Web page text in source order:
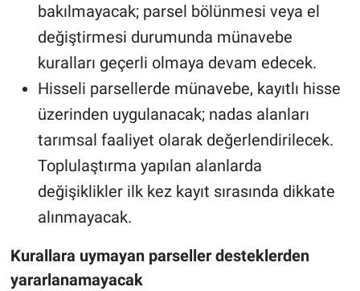
bakılmayacak; parsel bölünmesi veya el
değiştirmesi durumunda münavebe
kuralları geçerli olmaya devam edecek.
Hisseli parsellerde münavebe, kayıtlı hisse
üzerinden uygulanacak; nadas alanları
tarımsal faaliyet olarak değerlendirilecek.
Toplulaştırma yapılan alanlarda
değişiklikler ilk kez kayıt sırasında dikkate
alınmayacak.
Kurallara uymayan parseller desteklerden
yararlanamayacak